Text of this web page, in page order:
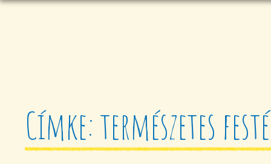
Címke: természetes